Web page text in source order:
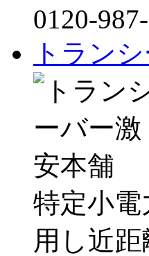
0120-
トラン
特定小
用し近距